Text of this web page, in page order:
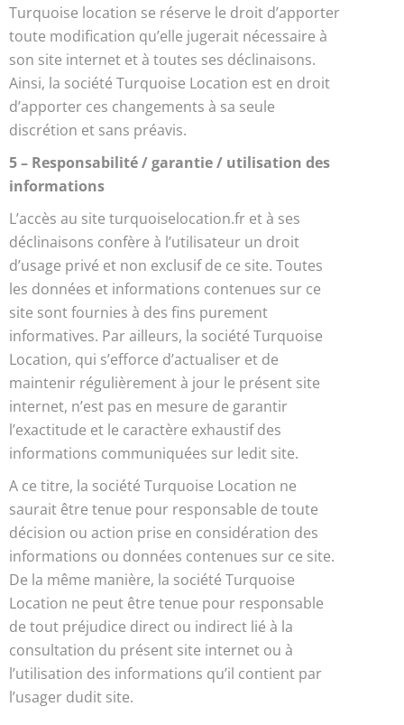
Turquoise location se réserve le droit d’apporter
toute modification qu’elle jugerait nécessaire à
son site internet et à toutes ses déclinaisons.
Ainsi, la société Turquoise Location est en droit
d’apporter ces changements à sa seule
discrétion et sans préavis.
5 – Responsabilité / garantie / utilisation des
informations
L’accès au site turquoiselocation.fr et à ses
déclinaisons confère à l’utilisateur un droit
d’usage privé et non exclusif de ce site. Toutes
les données et informations contenues sur ce
site sont fournies à des fins purement
informatives. Par ailleurs, la société Turquoise
Location, qui s’efforce d’actualiser et de
maintenir régulièrement à jour le présent site
internet, n’est pas en mesure de garantir
l’exactitude et le caractère exhaustif des
informations communiquées sur ledit site.
A ce titre, la société Turquoise Location ne
saurait être tenue pour responsable de toute
décision ou action prise en considération des
informations ou données contenues sur ce site.
De la même manière, la société Turquoise
Location ne peut être tenue pour responsable
de tout préjudice direct ou indirect lié à la
consultation du présent site internet ou à
l’utilisation des informations qu’il contient par
l’usager dudit site.